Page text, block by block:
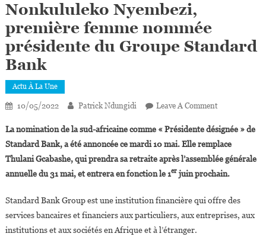
Nonkululeko Nyembezi,
première femme nommée
présidente du Groupe Standard
Bank
Actu À La Une
10/05/2022 Patrick Ndungidi Leave A CommentOn
Nyembezi,
Première
Femme
Nommée
Du
Groupe
La nomination de la sud-africaine comme « Présidente désignée » de
Standard Bank, a été annoncée ce mardi 10 mai. Elle remplace
Thulani Gcabashe, qui prendra sa retraite après l’assemblée générale
annuelle du 31 mai, et entrera en fonction le 1erjuin prochain.
Standard Bank Group est une institution financière qui offre des
services bancaires et financiers aux particuliers, aux entreprises, aux
institutions et aux sociétés en Afrique et à l’étranger.